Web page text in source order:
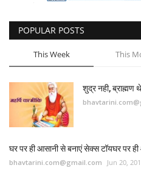
POPULAR POSTS
This Week This
शुद्र नही, ब्राह्मण
घर पर ही आसानी से बनाएं सेक्स टॉयघर पर
bhavtarini.com@gmail.com Jun 20,